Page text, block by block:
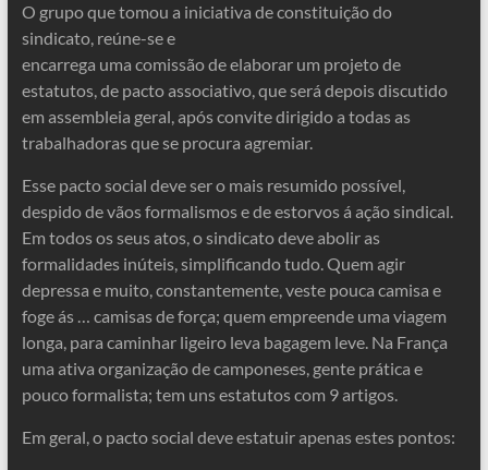
O grupo que tomou a iniciativa de constituição do
sindicato, reúne-se e
encarrega uma comissão de elaborar um projeto de
estatutos, de pacto associativo, que será depois discutido
em assembleia geral, após convite dirigido a todas as
trabalhadoras que se procura agremiar.
Esse pacto social deve ser o mais resumido possível,
despido de vãos formalismos e de estorvos á ação sindical.
Em todos os seus atos, o sindicato deve abolir as
formalidades inúteis, simplificando tudo. Quem agir
depressa e muito, constantemente, veste pouca camisa e
foge ás … camisas de força; quem empreende uma viagem
longa, para caminhar ligeiro leva bagagem leve. Na França
uma ativa organização de camponeses, gente prática e
pouco formalista; tem uns estatutos com 9 artigos.
Em geral, o pacto social deve estatuir apenas estes pontos: